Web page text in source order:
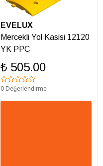
EVELUX
Mercekli Yol Kasisi 12120
YK PPC
₺ 505.00
0 Değerlendirme